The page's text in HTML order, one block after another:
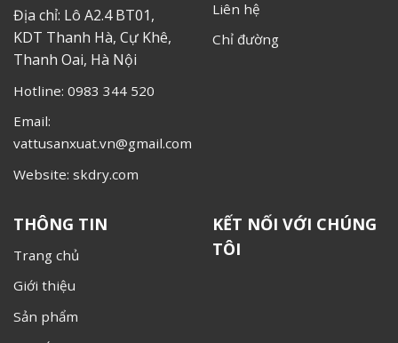
Địa chỉ: Lô A2.4 BT01,
KDT Thanh Hà, Cự Khê,
Thanh Oai, Hà Nội
Hotline: 0983 344 520
Email:
vattusanxuat.vn@gmail.com
Website: skdry.com
Liên hệ
Chỉ đường
THÔNG TIN
Trang chủ
Giới thiệu
Sản phẩm
KẾT NỐI VỚI CHÚNG
TÔI